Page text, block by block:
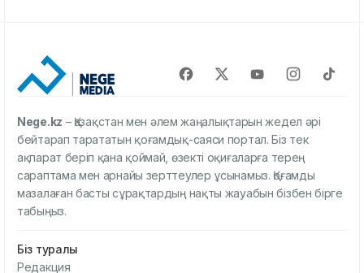
Nege.kz – Қазақстан мен әлем жаңалықтарын жедел әрі
бейтарап тарататын қоғамдық-саяси портал. Біз тек
ақпарат беріп қана қоймай, өзекті оқиғаларға терең
сараптама мен арнайы зерттеулер ұсынамыз. Қоғамды
мазалаған басты сұрақтардың нақты жауабын бізбен бірге
табыңыз.
Біз туралы
Редакция